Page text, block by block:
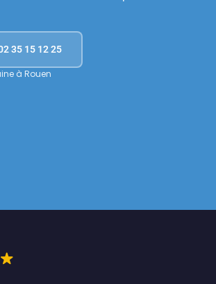
35 15 12 25
à Rouen